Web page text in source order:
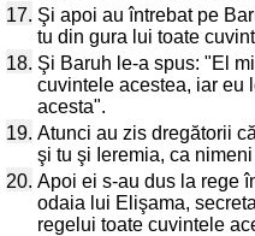
17. Şi apoi au întrebat pe
tu din gura lui toate
18. Şi Baruh le-a spus: "El
cuvintele acestea, iar eu
acesta".
19. Atunci au zis dregătorii
şi tu şi Ieremia, ca
20. Apoi ei s-au dus la rege
odaia lui Elişama,
regelui toate cuvintele